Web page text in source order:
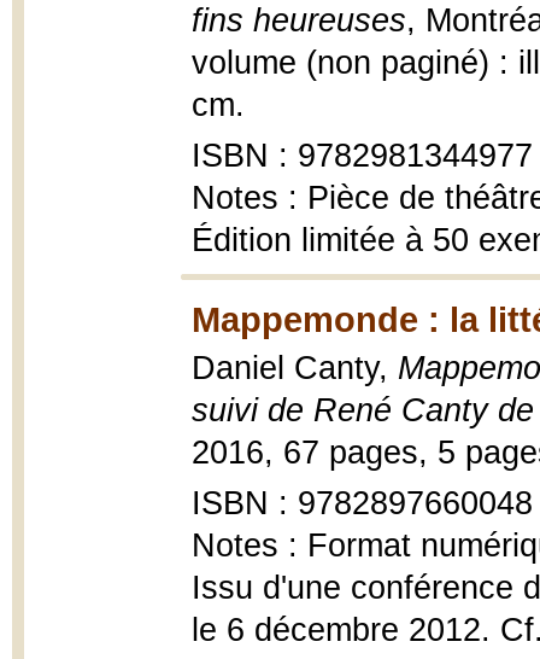
fins heureuses,
volume (non paginé) :
cm.
ISBN : 9782981344977
Notes : Pièce de
Édition limitée à 50
Mappemonde : la
Daniel Canty,
suivi de René Canty
2016, 67 pages, 5
ISBN : 9782897660048
Notes : Format
Issu d'une conférence
le 6 décembre 2012.